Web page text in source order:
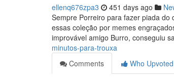
ellenq676zpa3 451 days ago
Sempre Porreiro para fazer piada do
essas coleção por memes
improvável amigo Burro, conseguiu
minutos-para-trouxa
Comments
Who Upvoted